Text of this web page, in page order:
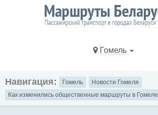
Гомель
Навигация: Гомель
Новости Гомеля
Как изменились общественные маршруты в Гомеле